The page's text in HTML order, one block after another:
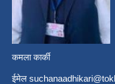
कमला कार्की
ईमेल